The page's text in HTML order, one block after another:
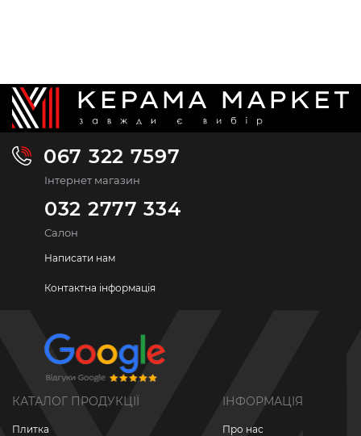
067 322 7597
Інтернет магазин
032 2777 334
Салон
Написати нам
Контактна інформація
КАТАЛОГ ПРОДУКЦІЇ
Плитка
ІНФОРМАЦІЯ
Про нас